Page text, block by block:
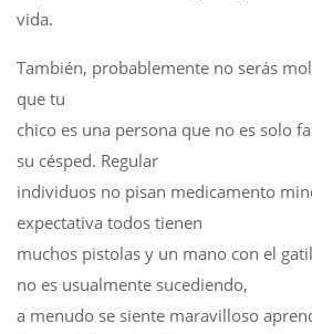
vida.
También, probablemente no serás
que tu
chico es una persona que no es solo
su césped. Regular
individuos no pisan medicamento
expectativa todos tienen
muchos pistolas y un mano con el
no es usualmente sucediendo,
a menudo se siente maravilloso